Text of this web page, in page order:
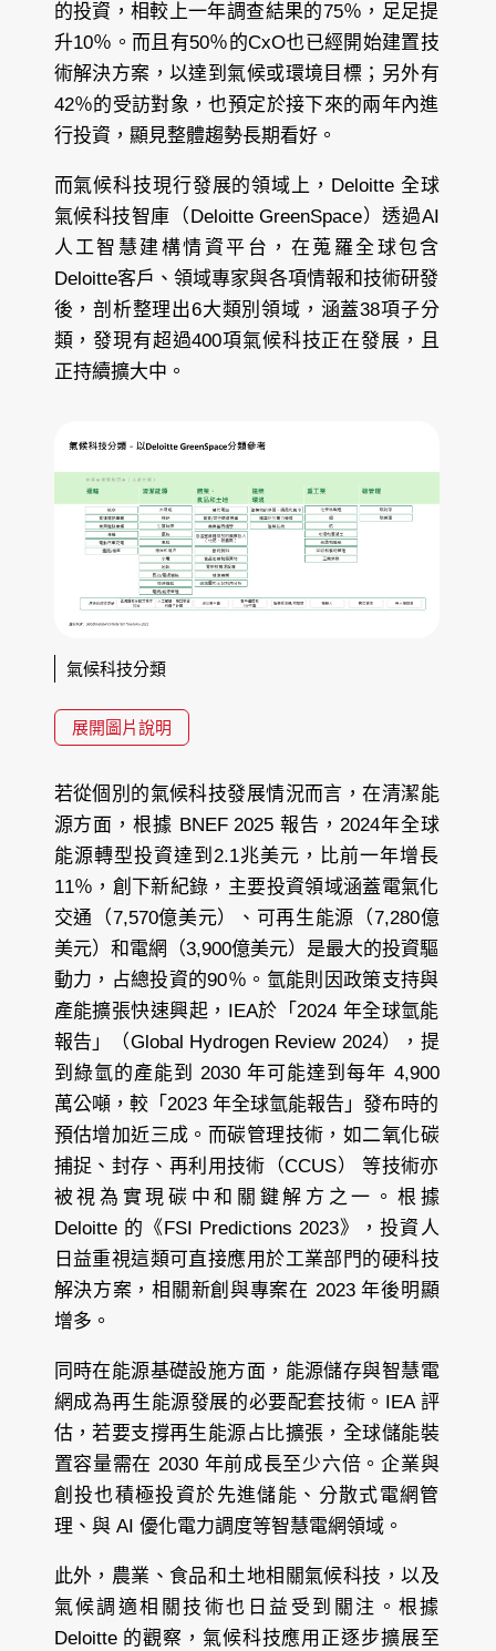
的投資，相較上一年調查結果的75％，足足提
升10％。而且有50％的CxO也已經開始建置技
術解決方案，以達到氣候或環境目標；另外有
42％的受訪對象，也預定於接下來的兩年內進
行投資，顯見整體趨勢長期看好。
而氣候科技現行發展的領域上，Deloitte 全球
氣候科技智庫（Deloitte GreenSpace）透過AI
人工智慧建構情資平台，在蒐羅全球包含
Deloitte客戶、領域專家與各項情報和技術研發
後，剖析整理出6大類別領域，涵蓋38項子分
類，發現有超過400項氣候科技正在發展，且
正持續擴大中。
氣候科技分類
展開圖片說明
若從個別的氣候科技發展情況而言，在清潔能
源方面，根據 BNEF 2025 報告，2024年全球
能源轉型投資達到2.1兆美元，比前一年增長
11％，創下新紀錄，主要投資領域涵蓋電氣化
交通（7,570億美元）、可再生能源（7,280億
美元）和電網（3,900億美元）是最大的投資驅
動力，占總投資的90％。氫能則因政策支持與
產能擴張快速興起，IEA於「2024 年全球氫能
報告」（Global Hydrogen Review 2024），提
到綠氫的產能到 2030 年可能達到每年 4,900
萬公噸，較「2023 年全球氫能報告」發布時的
預估增加近三成。而碳管理技術，如二氧化碳
捕捉、封存、再利用技術（CCUS） 等技術亦
被視為實現碳中和關鍵解方之一。根據
Deloitte 的《FSI Predictions 2023》，投資人
日益重視這類可直接應用於工業部門的硬科技
解決方案，相關新創與專案在 2023 年後明顯
增多。
同時在能源基礎設施方面，能源儲存與智慧電
網成為再生能源發展的必要配套技術。IEA 評
估，若要支撐再生能源占比擴張，全球儲能裝
置容量需在 2030 年前成長至少六倍。企業與
創投也積極投資於先進儲能、分散式電網管
理、與 AI 優化電力調度等智慧電網領域。
此外，農業、食品和土地相關氣候科技，以及
氣候調適相關技術也日益受到關注。根據
Deloitte 的觀察，氣候科技應用正逐步擴展至